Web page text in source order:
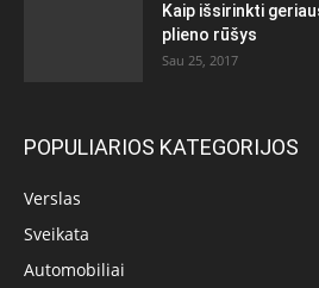
Kaip išsirinkti
plieno rūšys
Sau 25, 2017
POPULIARIOS KATEGORIJOS
Verslas
Sveikata
Automobiliai